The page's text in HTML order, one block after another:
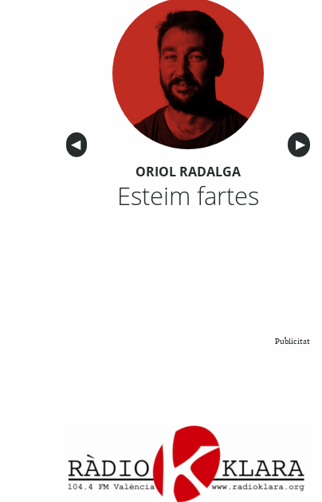
Anterior
◀︎ ▶︎
ORIOL RADALGA
Esteim fartes
Publicitat